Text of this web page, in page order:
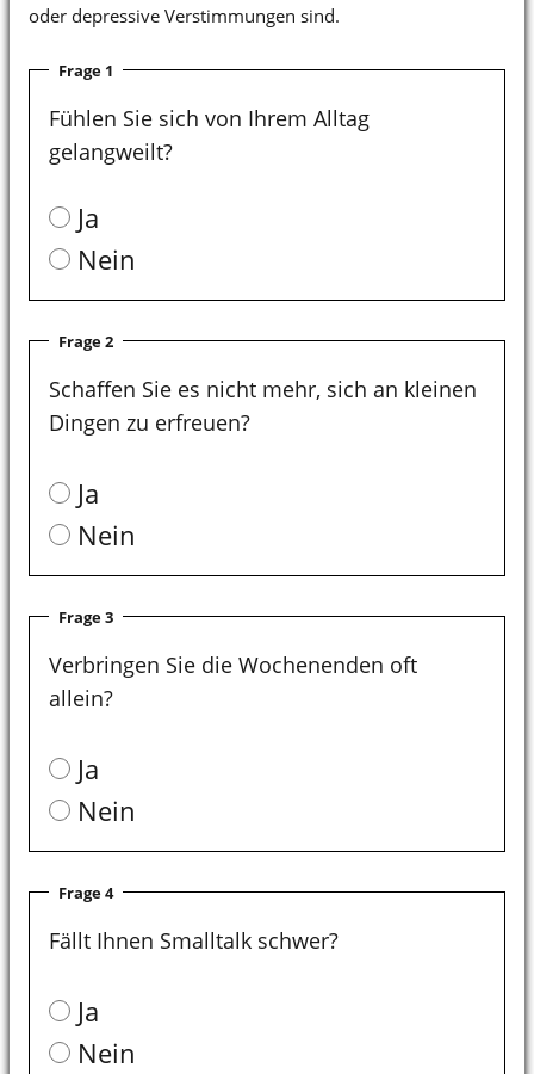
oder depressive Verstimmungen sind.
Frage 1
Fühlen Sie sich von Ihrem Alltag
gelangweilt?
Ja
Nein
Frage 2
Schaffen Sie es nicht mehr, sich an kleinen
Dingen zu erfreuen?
Ja
Nein
Frage 3
Verbringen Sie die Wochenenden oft
allein?
Ja
Nein
Frage 4
Fällt Ihnen Smalltalk schwer?
Ja
Nein